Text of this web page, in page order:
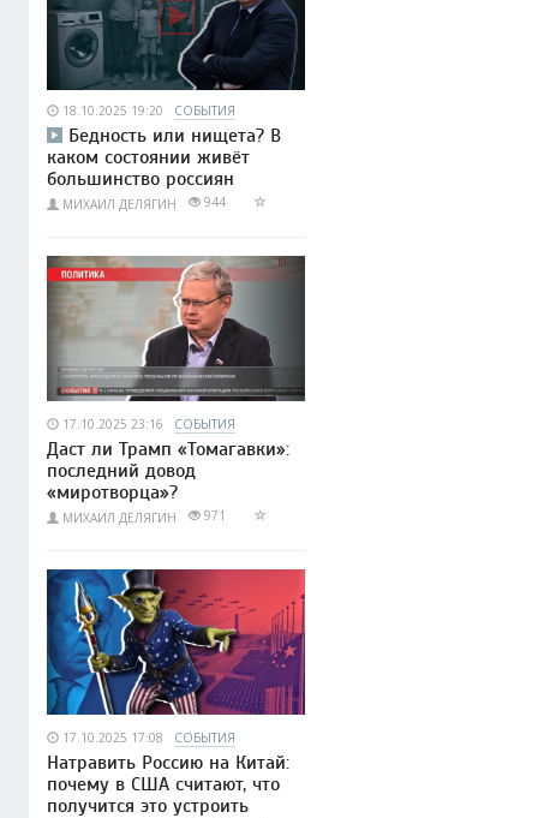
18.10.2025 19:20 СОБЫТИЯ
Бедность или нищета? В
каком состоянии живёт
большинство россиян
МИХАИЛ ДЕЛЯГИН 944
17.10.2025 23:16 СОБЫТИЯ
Даст ли Трамп «Томагавки»:
последний довод
«миротворца»?
МИХАИЛ ДЕЛЯГИН 971
17.10.2025 17:08 СОБЫТИЯ
Натравить Россию на Китай:
почему в США считают, что
получится это устроить